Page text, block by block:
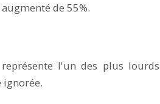
de 55%.
l'un des plus lourds
ignorée.